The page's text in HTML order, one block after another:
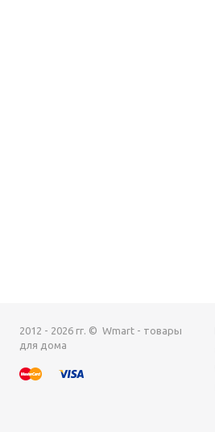
2012 - 2026 гг. © Wmart - товары
для дома